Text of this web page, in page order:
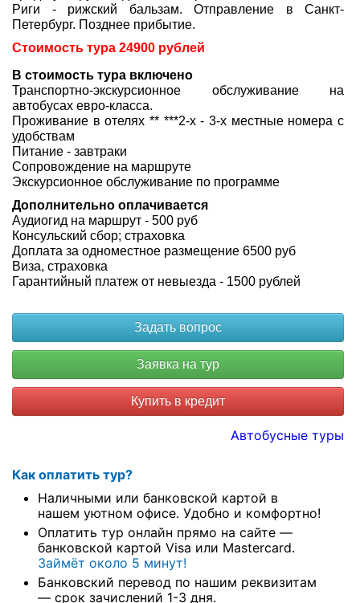
Риги - рижский бальзам. Отправление в Санкт-
Петербург. Позднее прибытие.
Стоимость тура 24900 рублей
В стоимость тура включено
Транспортно-экскурсионное обслуживание на
автобусах евро-класса.
Проживание в отелях ** ***2-х - 3-х местные номера с
удобствам
Питание - завтраки
Сопровождение на маршруте
Экскурсионное обслуживание по программе
Дополнительно оплачивается
Аудиогид на маршрут - 500 руб
Консульский сбор; страховка
Доплата за одноместное размещение 6500 руб
Виза, страховка
Гарантийный платеж от невыезда - 1500 рублей
Купить в кредит
Автобусные туры
Как оплатить тур?
Наличными или банковской картой в
нашем уютном офисе. Удобно и комфортно!
Оплатить тур онлайн прямо на сайте —
банковской картой Visa или Mastercard.
Займёт около 5 минут!
Банковский перевод по нашим реквизитам
— срок зачислений 1-3 дня.